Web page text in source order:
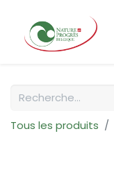
Tous les produits